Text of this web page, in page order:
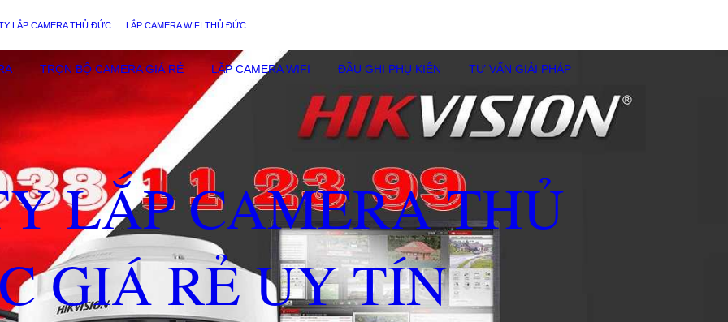
LẮP CAMERA THỦ ĐỨC LẮP CAMERA WIFI THỦ ĐỨC
TRỌN BỘ CAMERA GIÁ RẺ LẮP CAMERA WIFI ĐẦU GHI PHỤ KIÊN TƯ VẤN GIẢI PHÁP
LẮP CAMERA THỦ
GIÁ RẺ UY TÍN